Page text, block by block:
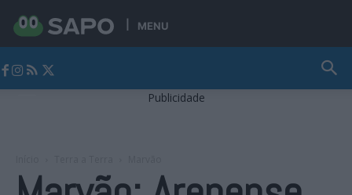
MENU
Publicidade